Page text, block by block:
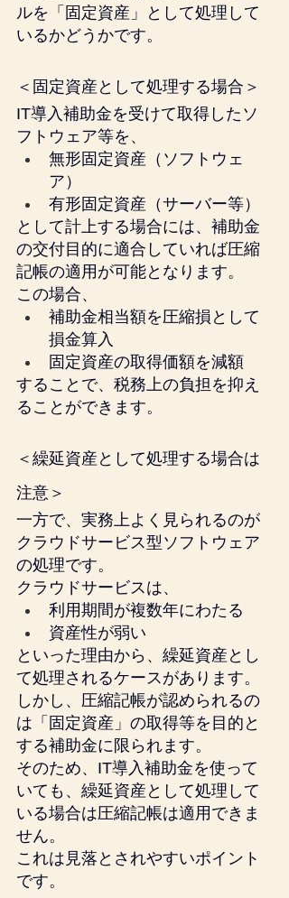
ルを「固定資産」として処理して
いるかどうかです。
＜固定資産として処理する場合＞
IT導入補助金を受けて取得したソ
フトウェア等を、
無形固定資産（ソフトウェ
ア）
有形固定資産（サーバー等）
として計上する場合には、補助金
の交付目的に適合していれば圧縮
記帳の適用が可能となります。
この場合、
補助金相当額を圧縮損として
損金算入
固定資産の取得価額を減額
することで、税務上の負担を抑え
ることができます。
＜繰延資産として処理する場合は
注意＞
一方で、実務上よく見られるのが
クラウドサービス型ソフトウェア
の処理です。
クラウドサービスは、
利用期間が複数年にわたる
資産性が弱い
といった理由から、繰延資産とし
て処理されるケースがあります。
しかし、圧縮記帳が認められるの
は「固定資産」の取得等を目的と
する補助金に限られます。
そのため、IT導入補助金を使って
いても、繰延資産として処理して
いる場合は圧縮記帳は適用できま
せん。
これは見落とされやすいポイント
です。